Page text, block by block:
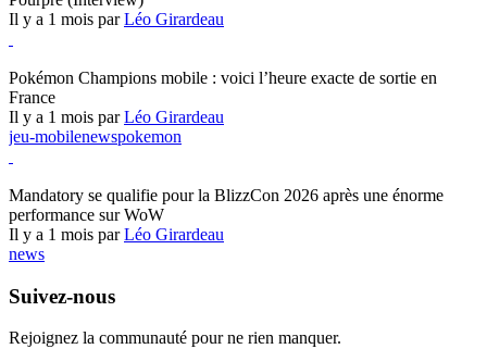
Il y a 1 mois parLéo Girardeau
Pokémon Champions mobile : voici l’heure exacte de sortie en
France
Il y a 1 mois parLéo Girardeau
jeu-mobilenewspokemon
Mandatory se qualifie pour la BlizzCon 2026 après une énorme
performance sur WoW
Il y a 1 mois parLéo Girardeau
news
Suivez-nous
Rejoignez la communauté pour ne rien manquer.